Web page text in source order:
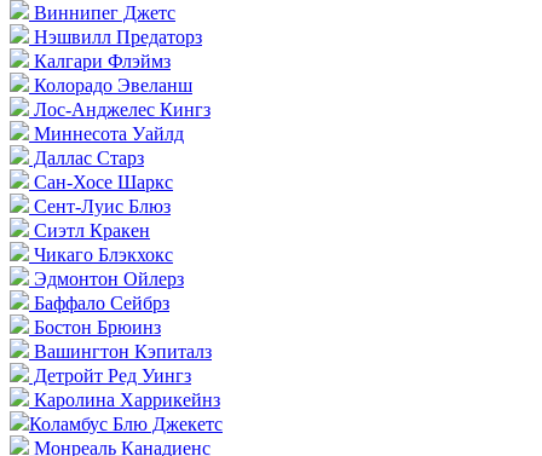
Виннипег Джетс
Нэшвилл Предаторз
Калгари Флэймз
Колорадо Эвеланш
Лос-Анджелес Кингз
Миннесота Уайлд
Даллас Старз
Сан-Хосе Шаркс
Сент-Луис Блюз
Сиэтл Кракен
Чикаго Блэкхокс
Эдмонтон Ойлерз
Баффало Сейбрз
Бостон Брюинз
Вашингтон Кэпиталз
Детройт Ред Уингз
Каролина Харрикейнз
Коламбус Блю Джекетс
Монреаль Канадиенс